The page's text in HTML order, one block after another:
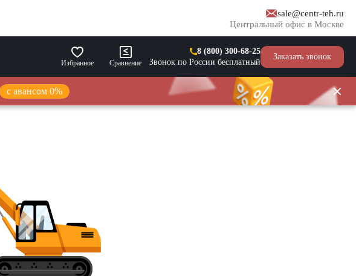
sale@centr-teh.ru
Центральный офис в Москве
Избранное Сравнение
8 (800) 300-68-25
Звонок по России бесплатный
Заказать звонок
с авансом 0%